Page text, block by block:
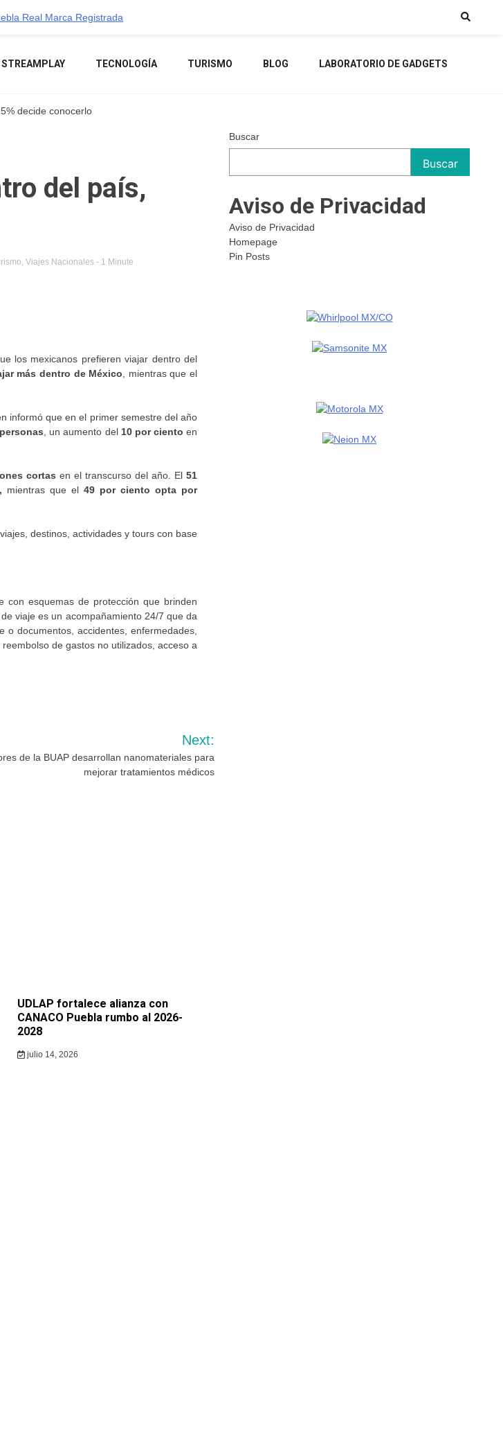
STREAMPLAY TECNOLOGÍA TURISMO BLOG LABORATORIO DE GADGETS
decide conocerlo
del país,
, Viajes Nacionales - 1 Minute
los mexicanos prefieren viajar dentro del
más dentro de México , mientras que el
informó que en el primer semestre del año
, un aumento del 10 por ciento en
cortas en el transcurso del año. El51
mientras que el 49 por ciento opta por
destinos, actividades y tours con base
con esquemas de protección que brinden
viaje es un acompañamiento 24/7 que da
documentos, accidentes, enfermedades,
de gastos no utilizados, acceso a
Next:
de la BUAP desarrollan nanomateriales para
mejorar tratamientos médicos
UDLAP fortalece alianza con
CANACO Puebla rumbo al 2026-
2028
julio 14, 2026
Buscar
Buscar
Aviso de Privacidad
Aviso de Privacidad
Homepage
Pin Posts